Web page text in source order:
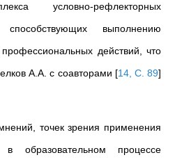
условно-рефлекторных
способствующих выполнению
действий, что
А.А. с соавторами [14, С. 89]
точек зрения применения
в образовательном процессе